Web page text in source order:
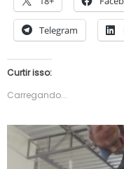
Telegram
Curtir isso:
Carregando...